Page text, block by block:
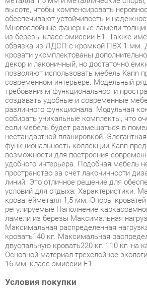
из березы класс эмиссии Е1. Также
обвязка из ЛДСП с кромкой ПВХ 1 мм.
кровати укомплектованы
декор и лаконичный, но достаточно
позволяют использовать мебель Kann
современном интерьере. Модельный ряд
требованиям функциональности
создавать удобные и современные
различного функционала. Модульная
собирать уникальные комплекты, что
если мебель будет размещаться в
нестандартной планировкой. Элегантная
функциональность коллекции Kann
возможности для построения
удобного интерьера. Подобная мебель не
пространство за счет лаконичности
линий. Это отличное решение для
условий для отдыха. Характеристики.
кроватейметалл 1,5 мм. Опоры кроватей
регулируемые Наполнение
ламели из березы Максимальная
Максимальная распределенная нагрузка
кровать140 кг. Максимальная
двуспальную кровать220 кг. 110 кг. на
Основной материал трехслойное
16 мм, класс эмиссии Е1
Условия покупки
Благодаря качественным фото,
о характеристиках и параметрах, а также
купить товар «Комплект мебели для
Skyland Kann 01 Дуб сонома светлый»